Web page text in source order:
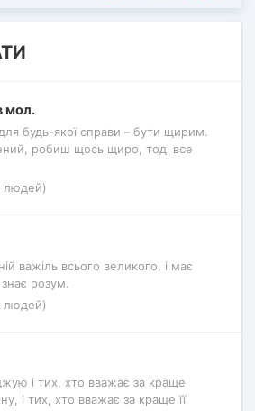
мол.
будь-якої справи – бути щирим.
робиш щось щиро, тоді все
людей)
важіль всього великого, і має
розум.
людей)
і тих, хто вважає за краще
і тих, хто вважає за краще її